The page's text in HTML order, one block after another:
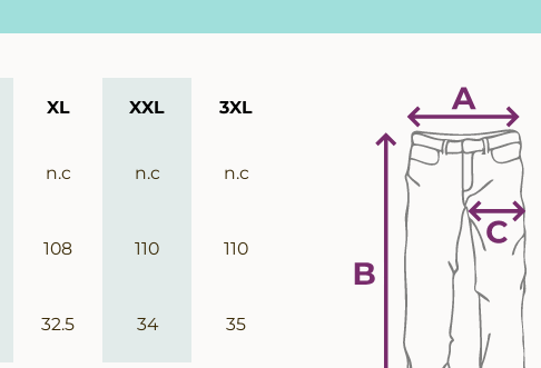
XL XXL 3XL
n.c n.c n.c
108 110 110
32.5 34 35